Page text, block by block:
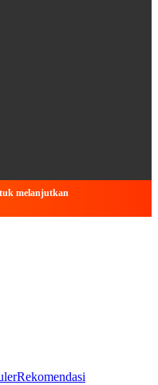
melanjutkan
Rekomendasi